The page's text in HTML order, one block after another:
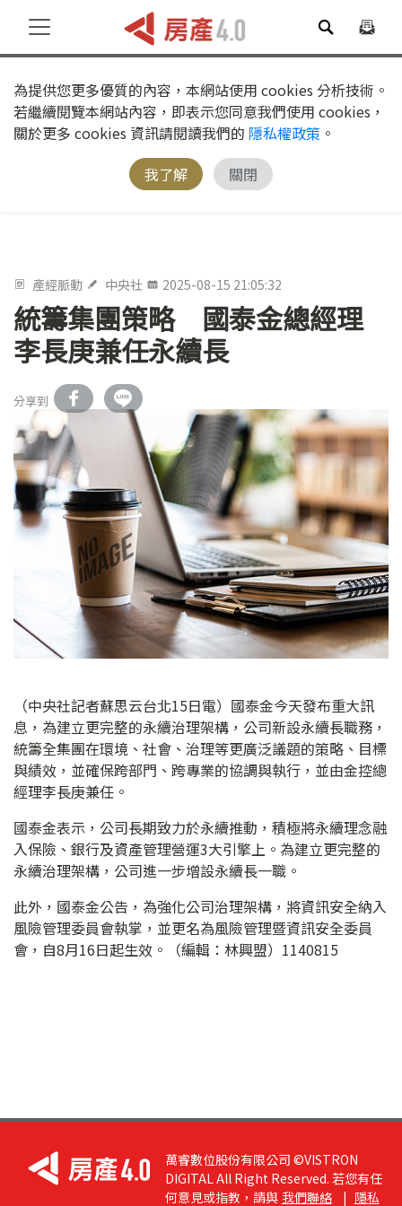
為提供您更多優質的內容，本網站使用 cookies 分析技術。
若繼續閱覽本網站內容，即表示您同意我們使用 cookies，
關於更多 cookies 資訊請閱讀我們的 隱私權政策 。
我了解
關閉
產經脈動 中央社 2025-08-15 21:05:32
統籌集團策略 國泰金總經理
李長庚兼任永續長
分享到
（中央社記者蘇思云台北15日電）國泰金今天發布重大訊
息，為建立更完整的永續治理架構，公司新設永續長職務，
統籌全集團在環境、社會、治理等更廣泛議題的策略、目標
與績效，並確保跨部門、跨專業的協調與執行，並由金控總
經理李長庚兼任。
國泰金表示，公司長期致力於永續推動，積極將永續理念融
入保險、銀行及資產管理營運3大引擎上。為建立更完整的
永續治理架構，公司進一步增設永續長一職。
此外，國泰金公告，為強化公司治理架構，將資訊安全納入
風險管理委員會執掌，並更名為風險管理暨資訊安全委員
會，自8月16日起生效。（編輯：林興盟）1140815
萬睿數位股份有限公司 ©VISTRON
DIGITAL All Right Reserved. 若您有任
何意見或指教，請與 我們聯絡 | 隱私